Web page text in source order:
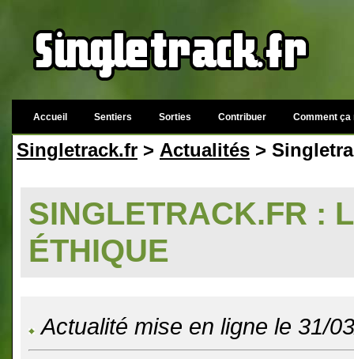
Accueil Sentiers Sorties Contribuer Comment ça
Singletrack.fr > Actualités >
SINGLETRACK.FR :
ÉTHIQUE
Actualité mise en ligne le 31/